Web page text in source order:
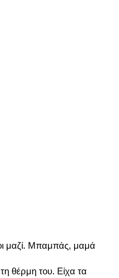
μαζί. Μπαμπάς, μαμά
θέρμη του. Είχα τα